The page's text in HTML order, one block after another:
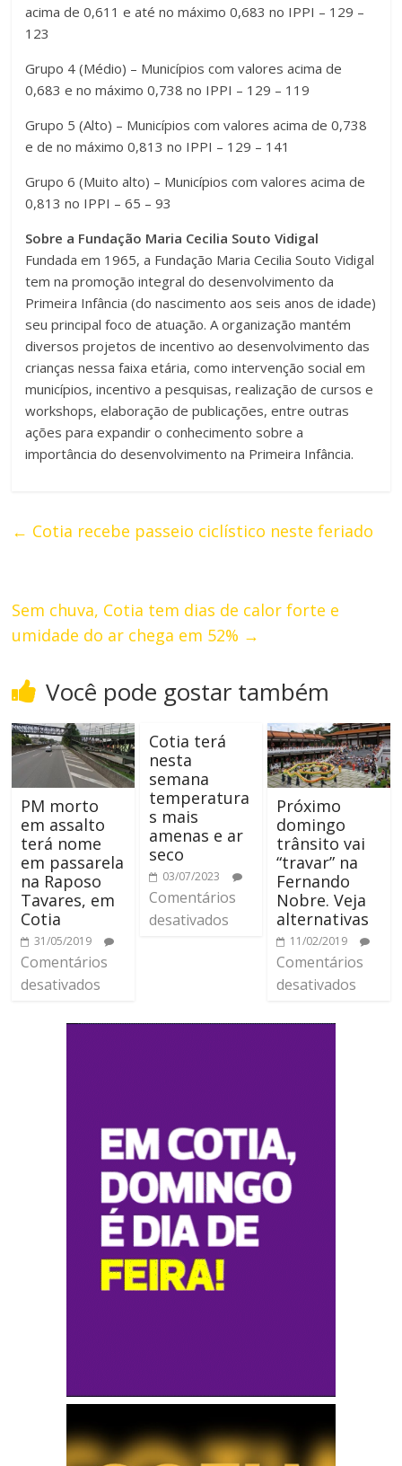
acima de 0,611 e até no máximo 0,683 no IPPI – 129 –
123
Grupo 4 (Médio) – Municípios com valores acima de
0,683 e no máximo 0,738 no IPPI – 129 – 119
Grupo 5 (Alto) – Municípios com valores acima de 0,738
e de no máximo 0,813 no IPPI – 129 – 141
Grupo 6 (Muito alto) – Municípios com valores acima de
0,813 no IPPI – 65 – 93
Sobre a Fundação Maria Cecilia Souto Vidigal
Fundada em 1965, a Fundação Maria Cecilia Souto Vidigal
tem na promoção integral do desenvolvimento da
Primeira Infância (do nascimento aos seis anos de idade)
seu principal foco de atuação. A organização mantém
diversos projetos de incentivo ao desenvolvimento das
crianças nessa faixa etária, como intervenção social em
municípios, incentivo a pesquisas, realização de cursos e
workshops, elaboração de publicações, entre outras
ações para expandir o conhecimento sobre a
importância do desenvolvimento na Primeira Infância.
← Cotia recebe passeio ciclístico neste feriado
Sem chuva, Cotia tem dias de calor forte e
umidade do ar chega em 52% →
Você pode gostar também
PM morto
em assalto
terá nome
em passarela
na Raposo
Tavares, em
Cotia
31/05/2019
Comentários
desativados
Cotia terá
nesta
semana
temperatura
s mais
amenas e ar
seco
03/07/2023
Comentários
desativados
Próximo
domingo
trânsito vai
“travar” na
Fernando
Nobre. Veja
alternativas
11/02/2019
Comentários
desativados